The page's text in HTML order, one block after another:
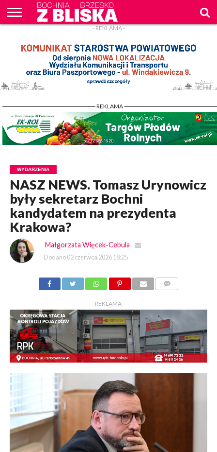
WPROST
REKLAM
- REKLAMA -
- REKLAMA -
WYDARZENIA
NASZ NEWS. Tomasz Urynowicz
były sekretarz Bochni
kandydatem na prezydenta
Krakowa?
Małgorzata Więcek-Cebula
Dodano 02 czerwca 2026 18:25
- REKLAMA -